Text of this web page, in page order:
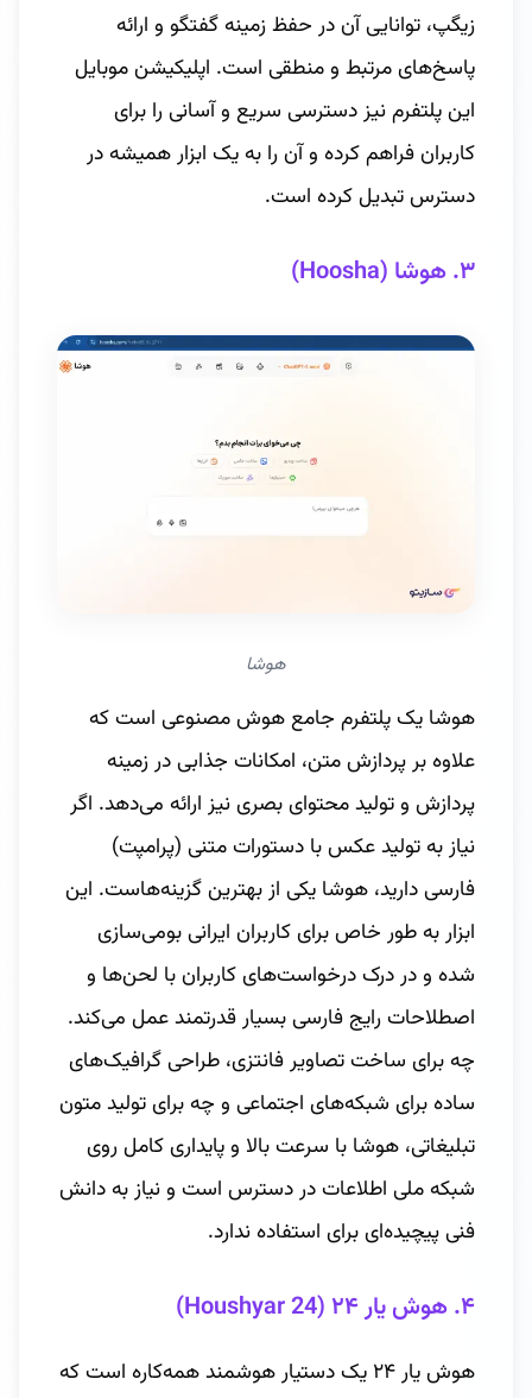
زیگپ، توانایی آن در حفظ زمینه گفتگو و ارائه
پاسخ‌های مرتبط و منطقی است. اپلیکیشن موبایل
این پلتفرم نیز دسترسی سریع و آسانی را برای
کاربران فراهم کرده و آن را به یک ابزار همیشه در
دسترس تبدیل کرده است.
۳. هوشا (Hoosha)
هوشا
هوشا یک پلتفرم جامع هوش مصنوعی است که
علاوه بر پردازش متن، امکانات جذابی در زمینه
پردازش و تولید محتوای بصری نیز ارائه می‌دهد. اگر
نیاز به تولید عکس با دستورات متنی (پرامپت)
فارسی دارید، هوشا یکی از بهترین گزینه‌هاست. این
ابزار به طور خاص برای کاربران ایرانی بومی‌سازی
شده و در درک درخواست‌های کاربران با لحن‌ها و
اصطلاحات رایج فارسی بسیار قدرتمند عمل می‌کند.
چه برای ساخت تصاویر فانتزی، طراحی گرافیک‌های
ساده برای شبکه‌های اجتماعی و چه برای تولید متون
تبلیغاتی، هوشا با سرعت بالا و پایداری کامل روی
شبکه ملی اطلاعات در دسترس است و نیاز به دانش
فنی پیچیده‌ای برای استفاده ندارد.
۴. هوش یار ۲۴ (Houshyar 24)
هوش یار ۲۴ یک دستیار هوشمند همه‌کاره است که